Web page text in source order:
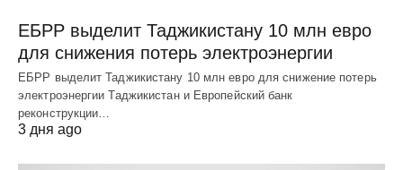
ЕБРР выделит Таджикистану 10 млн евро
для снижения потерь электроэнергии
ЕБРР выделит Таджикистану 10 млн евро для снижение потерь
электроэнергии Таджикистан и Европейский банк
реконструкции…
3 дня ago